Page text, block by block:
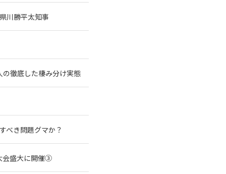
川勝平太知事
徹底した棲み分け実態
べき問題グマか？
会盛大に開催③